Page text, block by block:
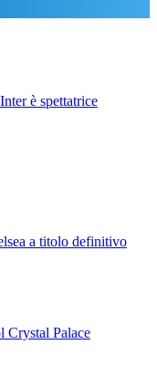
è spettatrice
a titolo definitivo
Crystal Palace